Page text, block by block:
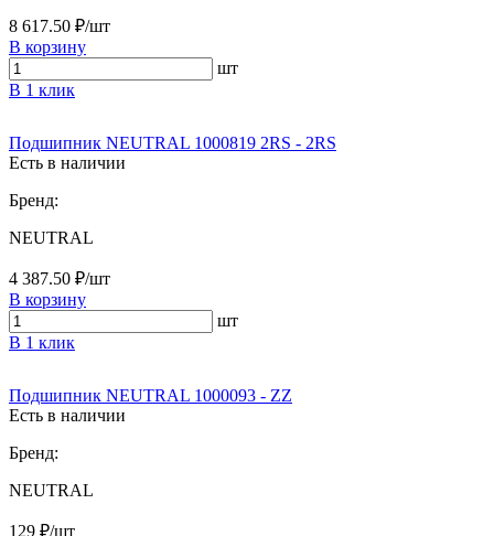
8 617.50 ₽/шт
В корзину
шт
В 1 клик
Подшипник NEUTRAL 1000819 2RS - 2RS
Есть в наличии
Бренд:
NEUTRAL
4 387.50 ₽/шт
В корзину
шт
В 1 клик
Подшипник NEUTRAL 1000093 - ZZ
Есть в наличии
Бренд:
NEUTRAL
129 ₽/шт